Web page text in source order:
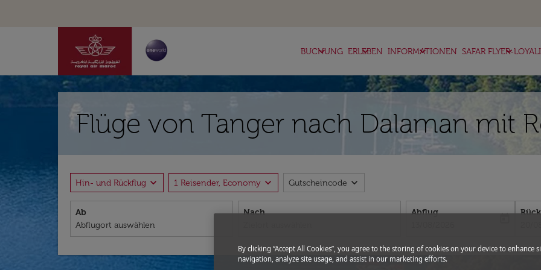
BUCHUNG
keyboard_arrow_down ERLEBEN
keyboard_arrow_down INFORMATIONEN
keyboard_arrow_down SAFAR FLYER-
keyboard_arrow_down
Flüge von Tanger nach Dalaman mit
Hin- und Rückflug expand_more 1 Reisender, Economy expand_more Gutscheincode expand_more
Ab Nach
Abflug
fc-
By clicking “Accept All Cookies”, you agree to the storing of cookies on your device to enhance
navigation, analyze site usage, and assist in our marketing efforts.